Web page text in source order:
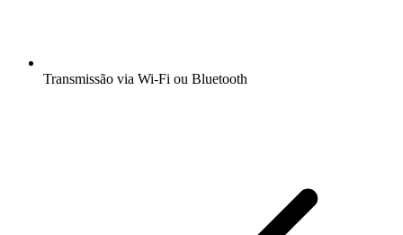
Transmissão via Wi-Fi ou Bluetooth